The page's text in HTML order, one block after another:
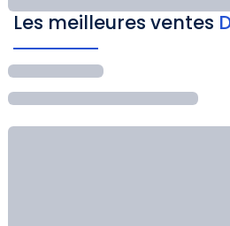
Les meilleures ventes